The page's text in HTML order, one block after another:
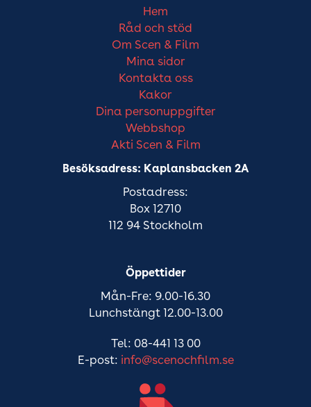
Hem
Råd och stöd
Om Scen & Film
Mina sidor
Kontakta oss
Kakor
Dina personuppgifter
Webbshop
Akti Scen & Film
Besöksadress: Kaplansbacken 2A
Postadress:
Box 12710
112 94 Stockholm
Öppettider
Mån-Fre: 9.00-16.30
Lunchstängt 12.00-13.00
Tel: 08-441 13 00
E-post: info@scenochfilm.se